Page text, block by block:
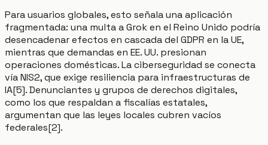
Para usuarios globales, esto señala una aplicación
fragmentada: una multa a Grok en el Reino Unido podría
desencadenar efectos en cascada del GDPR en la UE,
mientras que demandas en EE. UU. presionan
operaciones domésticas. La ciberseguridad se conecta
vía NIS2, que exige resiliencia para infraestructuras de
IA[5]. Denunciantes y grupos de derechos digitales,
como los que respaldan a fiscalías estatales,
argumentan que las leyes locales cubren vacíos
federales[2].